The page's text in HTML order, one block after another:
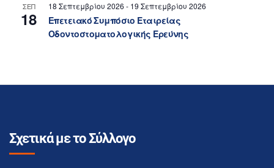
ΣΕΠ
18
18 Σεπτεμβρίου 2026 - 19 Σεπτεμβρίου 2026
Επετειακό Συμπόσιο Εταιρείας
Οδοντοστοματολογικής Ερεύνης
Σχετικά με το Σύλλογο